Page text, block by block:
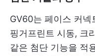
GV60는 페이스 커
핑거프린트 시동, 크
같은 첨단 기능을 적